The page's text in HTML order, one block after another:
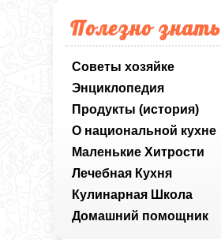
Полезно знать
Советы хозяйке
Энциклопедия
Продукты (история)
О национальной кухне
Маленькие Хитрости
Лечебная Кухня
Кулинарная Школа
Домашний помощник